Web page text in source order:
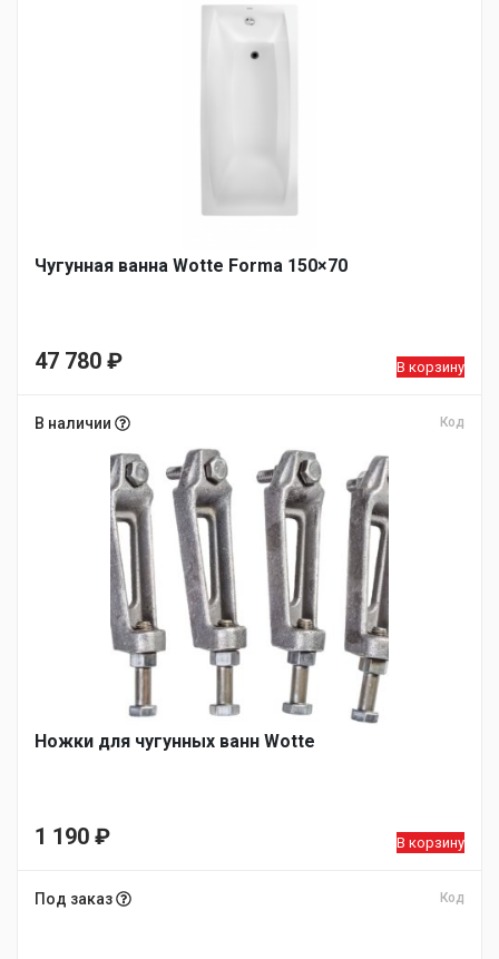
Чугунная ванна Wotte Forma 150×70
47 780 ₽ В корзину
В наличии Код
Ножки для чугунных ванн Wotte
1 190 ₽ В корзину
Под заказ Код